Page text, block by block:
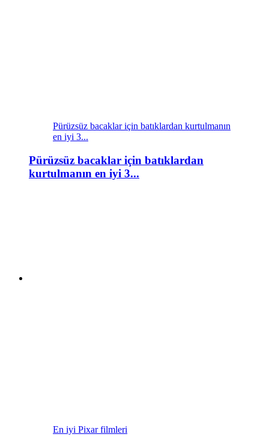
Pürüzsüz bacaklar için batıklardan kurtulmanın
en iyi 3...
Pürüzsüz bacaklar için batıklardan
kurtulmanın en iyi 3...
En iyi Pixar filmleri